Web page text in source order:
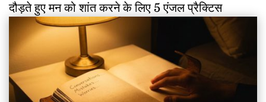
दौड़ते हुए मन को शांत करने के लिए 5 एंजल प्रैक्टिस